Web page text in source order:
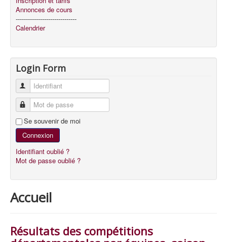
Annonces de cours
------------------------------
Calendrier
Login Form
Identifiant
Mot de passe
Se souvenir de moi
Connexion
Identifiant oublié ?
Mot de passe oublié ?
Accueil
Résultats des compétitions